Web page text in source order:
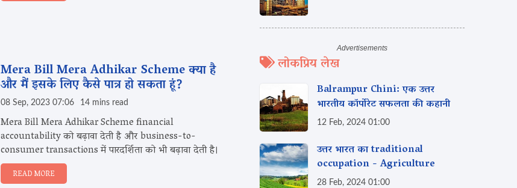
Mera Bill Mera Adhikar Scheme क्या है
और मैं इसके लिए कैसे पात्र हो सकता हूं?
08 Sep, 2023 07:06 14 mins read
Mera Bill Mera Adhikar Scheme financial
accountability को बढ़ावा देती है और business-to-
consumer transactions में पारदर्शिता को भी बढ़ावा देती है।
READ MORE
लोकप्रिय लेख
Balrampur Chini: एक उत्तर
भारतीय कॉर्पोरेट सफलता की कहानी
12 Feb, 2024 01:00
उत्तर भारत का traditional
occupation - Agriculture
28 Feb, 2024 01:00